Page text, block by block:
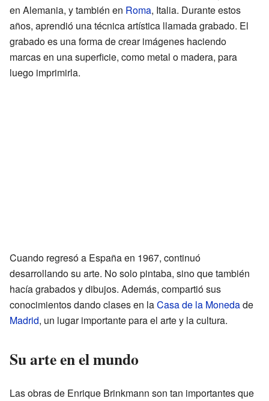
en Alemania, y también en Roma, Italia. Durante estos
años, aprendió una técnica artística llamada grabado. El
grabado es una forma de crear imágenes haciendo
marcas en una superficie, como metal o madera, para
luego imprimirla.
Cuando regresó a España en 1967, continuó
desarrollando su arte. No solo pintaba, sino que también
hacía grabados y dibujos. Además, compartió sus
conocimientos dando clases en laCasa de la Monedade
Madrid, un lugar importante para el arte y la cultura.
Su arte en el mundo
Las obras de Enrique Brinkmann son tan importantes que